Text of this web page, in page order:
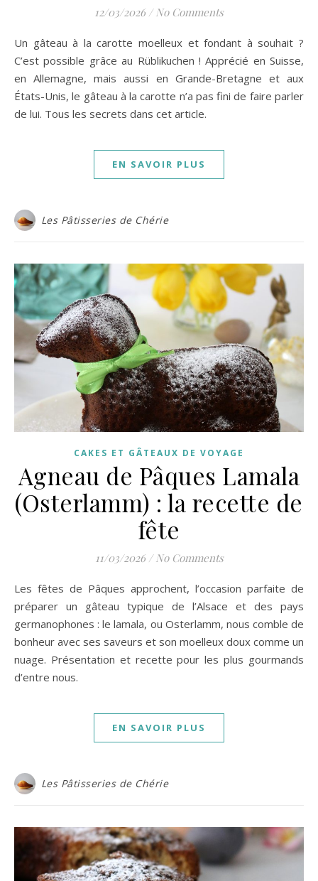
12/03/2026 / No Comments
Un gâteau à la carotte moelleux et fondant à souhait ?
C’est possible grâce au Rüblikuchen ! Apprécié en Suisse,
en Allemagne, mais aussi en Grande-Bretagne et aux
États-Unis, le gâteau à la carotte n’a pas fini de faire parler
de lui. Tous les secrets dans cet article.
EN SAVOIR PLUS
Les Pâtisseries de Chérie
CAKES ET GÂTEAUX DE VOYAGE
Agneau de Pâques Lamala
(Osterlamm) : la recette de
fête
11/03/2026 / No Comments
Les fêtes de Pâques approchent, l’occasion parfaite de
préparer un gâteau typique de l’Alsace et des pays
germanophones : le lamala, ou Osterlamm, nous comble de
bonheur avec ses saveurs et son moelleux doux comme un
nuage. Présentation et recette pour les plus gourmands
d’entre nous.
EN SAVOIR PLUS
Les Pâtisseries de Chérie